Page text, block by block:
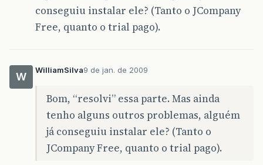
</repositories>
</profile>
</profiles>
</activeProfiles>
</settings>
conseguiu instalar ele? (Tanto o JCompany
Free, quanto o trial pago).
W
WilliamSilva9 de jan. de 2009
Bom, “resolvi” essa parte. Mas ainda
tenho alguns outros problemas, alguém
já conseguiu instalar ele? (Tanto o
JCompany Free, quanto o trial pago).